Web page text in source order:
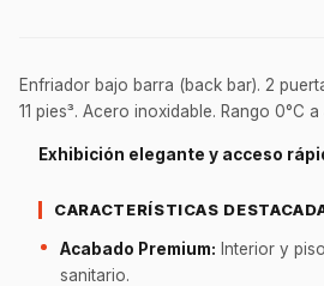
Enfriador bajo barra (back bar). 2
11 pies³. Acero inoxidable. Rango 0°C a
Exhibición elegante y acceso
CARACTERÍSTICAS
Acabado Premium: Interior y
sanitario.